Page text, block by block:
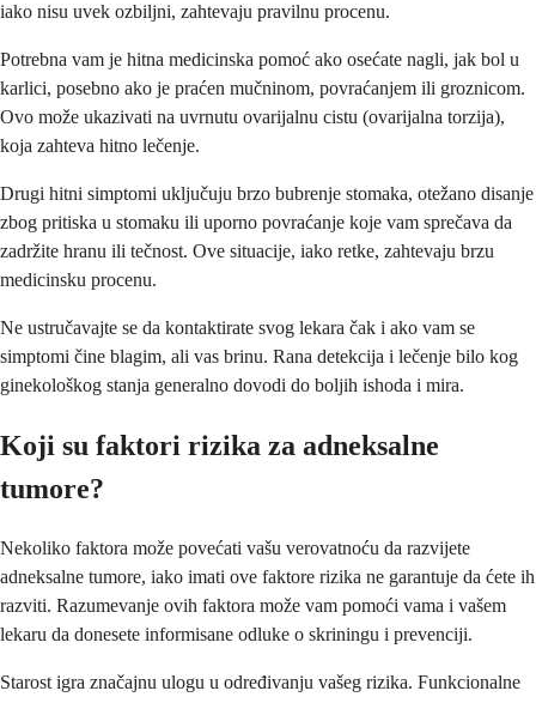
iako nisu uvek ozbiljni, zahtevaju pravilnu procenu.
Potrebna vam je hitna medicinska pomoć ako osećate nagli, jak bol u
karlici, posebno ako je praćen mučninom, povraćanjem ili groznicom.
Ovo može ukazivati na uvrnutu ovarijalnu cistu (ovarijalna torzija),
koja zahteva hitno lečenje.
Drugi hitni simptomi uključuju brzo bubrenje stomaka, otežano disanje
zbog pritiska u stomaku ili uporno povraćanje koje vam sprečava da
zadržite hranu ili tečnost. Ove situacije, iako retke, zahtevaju brzu
medicinsku procenu.
Ne ustručavajte se da kontaktirate svog lekara čak i ako vam se
simptomi čine blagim, ali vas brinu. Rana detekcija i lečenje bilo kog
ginekološkog stanja generalno dovodi do boljih ishoda i mira.
Koji su faktori rizika za adneksalne
tumore?
Nekoliko faktora može povećati vašu verovatnoću da razvijete
adneksalne tumore, iako imati ove faktore rizika ne garantuje da ćete ih
razviti. Razumevanje ovih faktora može vam pomoći vama i vašem
lekaru da donesete informisane odluke o skriningu i prevenciji.
Starost igra značajnu ulogu u određivanju vašeg rizika. Funkcionalne